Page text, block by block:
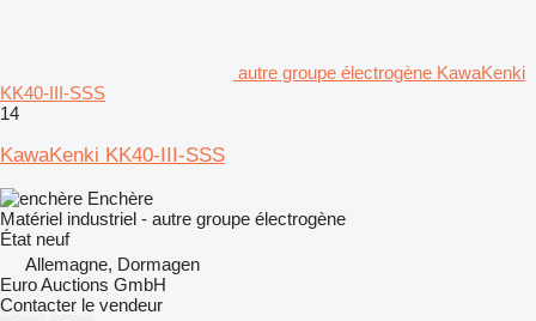
autre groupe électrogène KawaKenki
KK40-III-SSS
14
KawaKenki KK40-III-SSS
Enchère
Matériel industriel - autre groupe électrogène
État neuf
Allemagne, Dormagen
Euro Auctions GmbH
Contacter le vendeur